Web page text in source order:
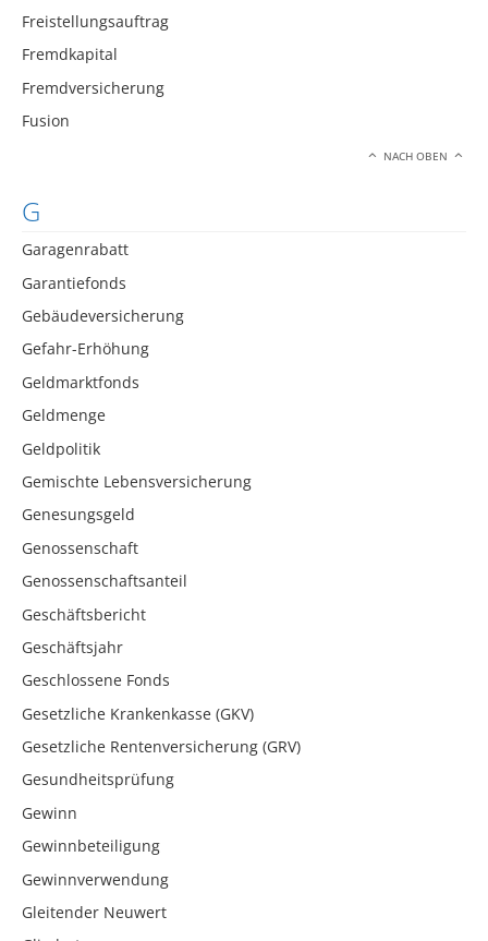
Freistellungsauftrag
Fremdkapital
Fremdversicherung
Fusion
NACH OBEN
G
Garagenrabatt
Garantiefonds
Gebäudeversicherung
Gefahr-Erhöhung
Geldmarktfonds
Geldmenge
Geldpolitik
Gemischte Lebensversicherung
Genesungsgeld
Genossenschaft
Genossenschaftsanteil
Geschäftsbericht
Geschäftsjahr
Geschlossene Fonds
Gesetzliche Krankenkasse (GKV)
Gesetzliche Rentenversicherung (GRV)
Gesundheitsprüfung
Gewinn
Gewinnbeteiligung
Gewinnverwendung
Gleitender Neuwert